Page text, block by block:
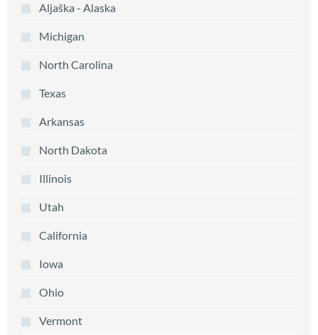
Aljaška - Alaska
Michigan
North Carolina
Texas
Arkansas
North Dakota
Illinois
Utah
California
Iowa
Ohio
Vermont